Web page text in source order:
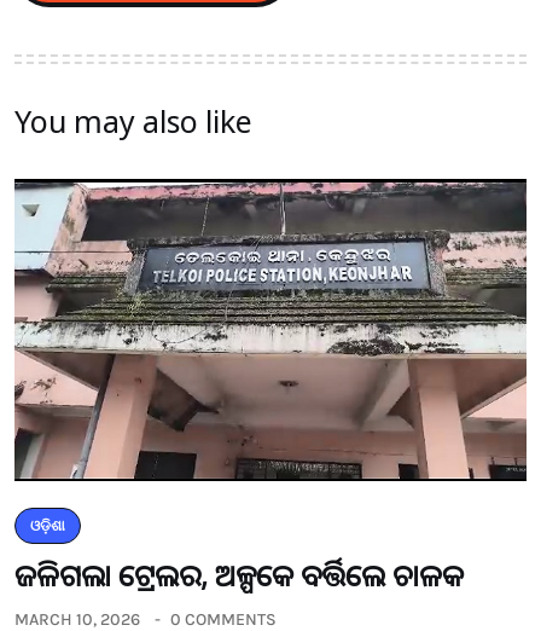
You may also like
ଓଡ଼ିଶା
ଜଳିଗଲା ଟ୍ରେଲର, ଅଳ୍ପକେ ବର୍ତ୍ତିଲେ ଚାଳକ
MARCH 10, 2026 0 COMMENTS